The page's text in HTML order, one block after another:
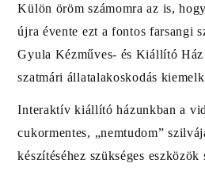
Külön öröm számomra az is,
újra évente ezt a fontos farsangi
Gyula Kézműves- és Kiállító Ház
szatmári állatalakoskodás
Interaktív kiállító házunkban a
cukormentes, „nemtudom”
készítéséhez szükséges